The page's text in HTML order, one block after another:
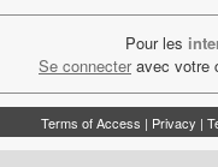
Pour les
Se connecteravec votre
Terms of Access | Privacy |